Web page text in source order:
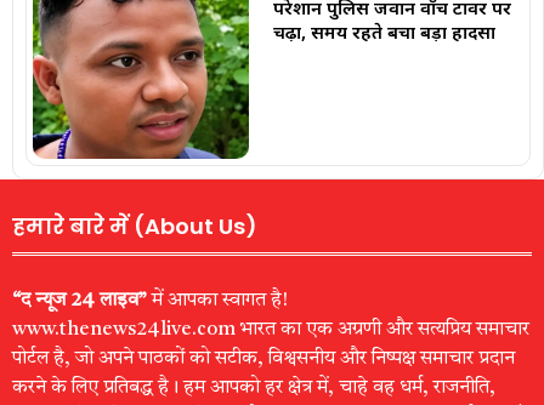
परेशान पुलिस जवान वॉच टावर पर
चढ़ा, समय रहते बचा बड़ा हादसा
हमारे बारे में (About Us)
“द न्यूज 24 लाइव”में आपका स्वागत है!
www.thenews24live.com भारत का एक अग्रणी और सत्यप्रिय समाचार
पोर्टल है, जो अपने पाठकों को सटीक, विश्वसनीय और निष्पक्ष समाचार प्रदान
करने के लिए प्रतिबद्ध है। हम आपको हर क्षेत्र में, चाहे वह धर्म, राजनीति,